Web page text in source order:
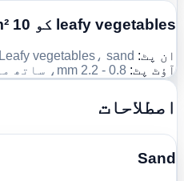
leafy vegetables کو 10 m² اور 20 plants کے لیے تبدیل کریں
ان پٹ: Leafy vegetables، sand، زیادہ heat، no mulch، sprinkler، mm، area 10 m²، plant count 20
آؤٹ پٹ: 0.8 - 2.2 mm، ساتھ میں total water 8.5 - 22.0 L per irrigation اور dryness warning۔
اصطلاحات
Sand